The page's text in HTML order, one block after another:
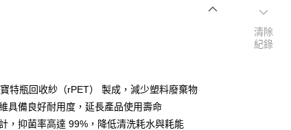
每期 NT$299 21家銀行
銀行
第一商業銀行
彰化商業銀行
特瓶回收紗（rPET） 製成，減少塑料廢棄物
具備良好耐用度，延長產品使用壽命
，抑菌率高達 99%，降低清洗耗水與耗能
清除
紀錄